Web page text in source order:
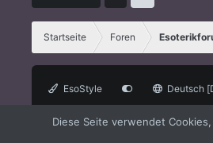
Startseite Foren
EsoStyle Deutsch
Diese Seite verwendet